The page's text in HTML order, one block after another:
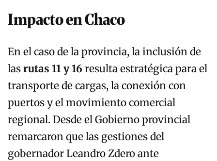
Impacto en Chaco
En el caso de la provincia, la inclusión de
lasrutas 11 y 16 resulta estratégica para el
transporte de cargas, la conexión con
puertos y el movimiento comercial
regional. Desde el Gobierno provincial
remarcaron que las gestiones del
gobernador Leandro Zdero ante